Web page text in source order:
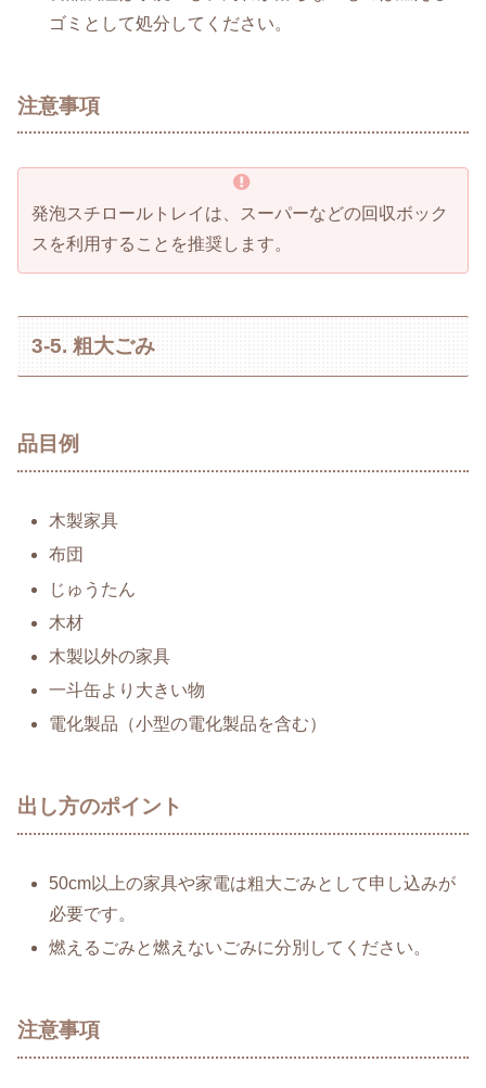
ゴミとして処分してください。
注意事項
発泡スチロールトレイは、スーパーなどの回収ボック
スを利用することを推奨します。
3-5. 粗大ごみ
品目例
木製家具
布団
じゅうたん
木材
木製以外の家具
一斗缶より大きい物
電化製品（小型の電化製品を含む）
出し方のポイント
50cm以上の家具や家電は粗大ごみとして申し込みが
必要です。
燃えるごみと燃えないごみに分別してください。
注意事項